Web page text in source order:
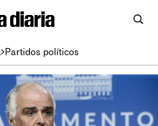
Partidos políticos